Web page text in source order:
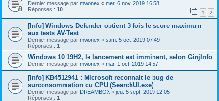
Dernier message par mwonex « mer. 6 nov. 2019 16:58
Réponses : 10 1 2
[Info] Windows Defender obtient 3 fois le score maximum
aux tests AV-Test
Dernier message par mwonex « sam. 5 oct. 2019 07:49
Réponses : 1
Windows 10 19H2, le lancement est imminent, selon GinjInfo
Dernier message par mwonex « mar. 1 oct. 2019 14:57
[Info] KB4512941 : Microsoft reconnait le bug de
surconsommation du CPU (SearchUI.exe)
Dernier message par DREAMBOX « jeu. 5 sept. 2019 12:05
Réponses : 1